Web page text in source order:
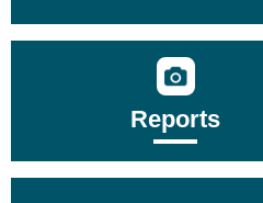
Reports